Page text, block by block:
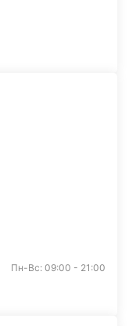
Пн-Вс: 09:00 - 21:00